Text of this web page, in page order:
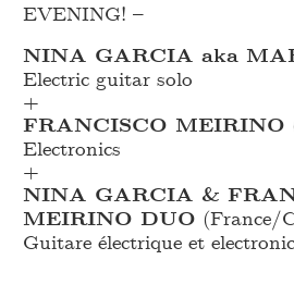
EVENING! –
NINA GARCIA aka
Electric guitar solo
+
FRANCISCO MEIRINO
Electronics
+
NINA GARCIA &
MEIRINO DUO (France/
Guitare électrique et